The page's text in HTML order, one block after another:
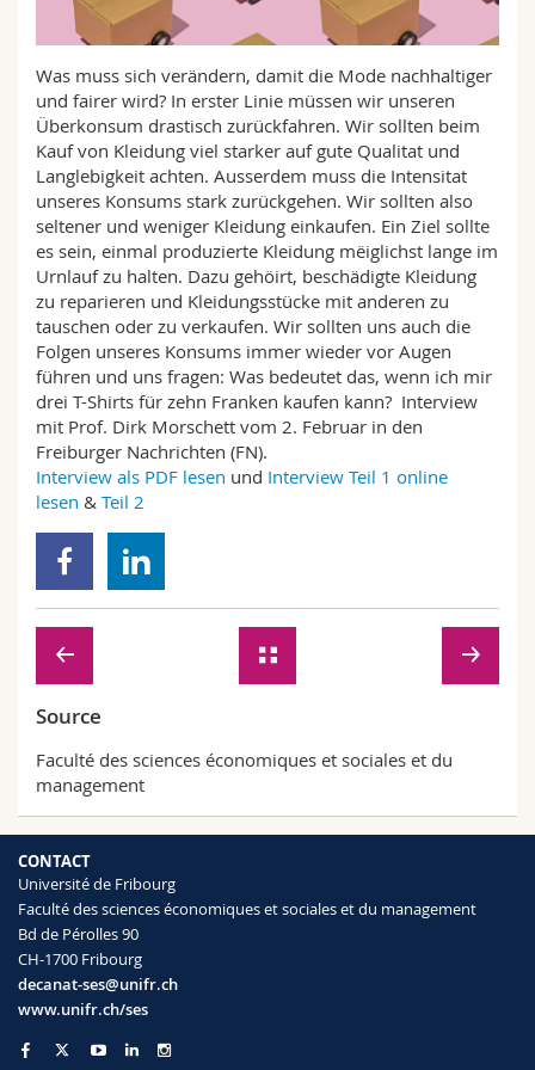
Sciences et médecine
Interfacultaire
Collaborateurs
Doctorants
Webmail
Programme des cours
MyUnifr
Was muss sich verändern, damit die Mode nachhaltiger
und fairer wird? In erster Linie müssen wir unse­ren
Überkonsum drastisch zu­rückfahren. Wir sollten beim
Kauf von Kleidung viel starker auf gute Qualitat und
Langlebigkeit achten. Ausserdem muss die Intensitat
unseres Konsums stark zurückgehen. Wir sollten also
seltener und weniger Klei­dung einkaufen. Ein Ziel sollte
es sein, einmal produzierte Klei­dung mëiglichst lange im
Urnlauf zu halten. Dazu gehöirt, beschä­digte Kleidung
zu reparieren und Kleidungsstücke mit ande­ren zu
tauschen oder zu verkau­fen. Wir sollten uns auch die
Fol­gen unseres Konsums immer wieder vor Augen
führen und uns fragen: Was bedeutet das, wenn ich mir
drei T-Shirts für zehn Franken kaufen kann? Interview
mit Prof. Dirk Morschett vom 2. Februar in den
Freiburger Nachrichten (FN).
Interview als PDF lesen und Interview Teil 1 online
lesen & Teil 2
Source
Faculté des sciences économiques et sociales et du
management
CONTACT
Université de Fribourg
Faculté des sciences économiques et sociales et du management
Bd de Pérolles 90
CH-1700 Fribourg
decanat-ses@unifr.ch
www.unifr.ch/ses